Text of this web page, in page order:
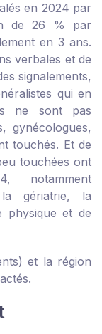
en 2024 par
de 26 % par
en 3 ans.
verbales et de
signalements,
qui en
ne sont pas
gynécologues,
touchés. Et de
touchées ont
notamment
la gériatrie, la
physique et de
et la région